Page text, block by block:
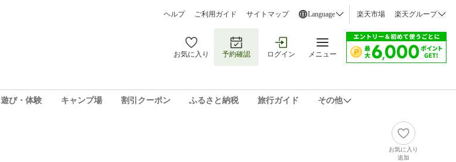
ヘルプ ご利用ガイド サイトマップ Language 楽天市場 楽天グループ
お気に入り 予約確認 ログイン メニュー
遊び・体験 キャンプ場 割引クーポン ふるさと納税 旅行ガイド その他
お気に入り
追加